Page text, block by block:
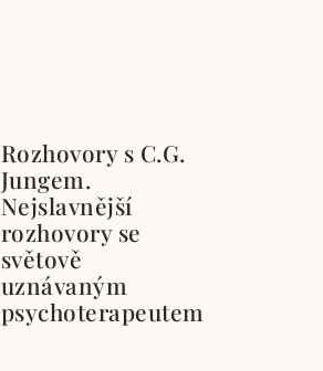
Rozhovory s C.G.
Jungem.
Nejslavnější
rozhovory se
světově
uznávaným
psychoterapeutem